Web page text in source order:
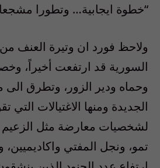
“خطوة ايجابية… وتطورا
ولاحظ فورد ان وتيرة العنف
السورية قد ارتفعت أخيراً،
وحماه ودير الزور، وتطرق الى
الجديدة ومنها الاغتيالات التي
لشخصيات معارضة مثل
تمو، ونجل المفتي